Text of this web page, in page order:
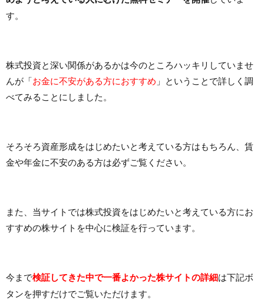
す。
株式投資と深い関係があるかは今のところハッキリしていませ
んが「お金に不安がある方におすすめ 」ということで詳しく調
べてみることにしました。
そろそろ資産形成をはじめたいと考えている方はもちろん、賃
金や年金に不安のある方は必ずご覧ください。
また、当サイトでは株式投資をはじめたいと考えている方にお
すすめの株サイトを中心に検証を行っています。
今まで検証してきた中で一番よかった株サイトの詳細は下記ボ
タンを押すだけでご覧いただけます。